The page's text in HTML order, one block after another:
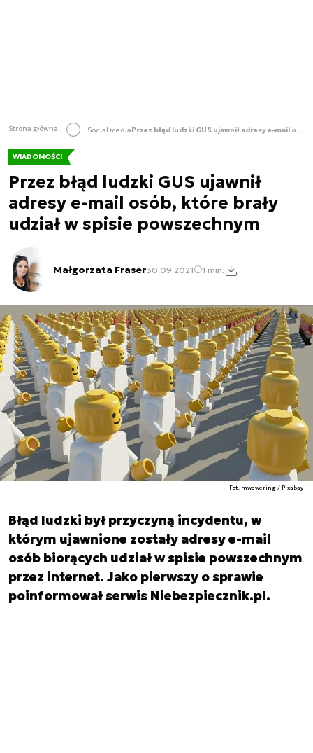
Strona główna Social media Przez błąd ludzki GUS ujawnił adresy e-mail osób, które brały udział w spisie powszechnym
WIADOMOŚCI
Przez błąd ludzki GUS ujawnił
adresy e-mail osób, które brały
udział w spisie powszechnym
Małgorzata Fraser30.09.2021 1 min.
Fot. mwewering / Pixabay
Błąd ludzki był przyczyną incydentu, w
którym ujawnione zostały adresy e-mail
osób biorących udział w spisie powszechnym
przez internet. Jako pierwszy o sprawie
poinformował serwis Niebezpiecznik.pl.